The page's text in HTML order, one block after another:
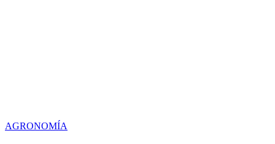
AGRONOMÍA